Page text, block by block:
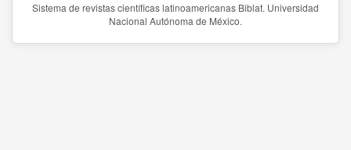
Sistema de revistas científicas latinoamericanas Biblat. Universidad
Nacional Autónoma de México.